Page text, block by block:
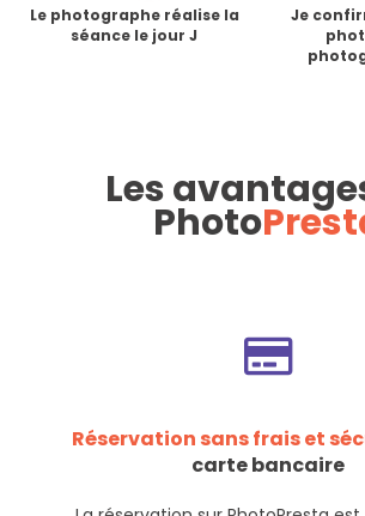
Le photographe réalise la
séance le jour J
Je
Les
Photo
Réservation sans frais et
carte bancaire